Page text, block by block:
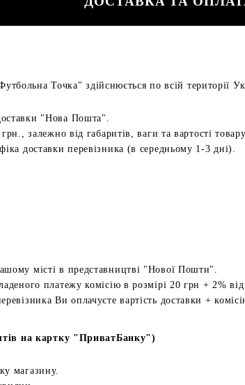
Точка" здійснюється по всій території
"Нова Пошта".
залежно від габаритів, ваги та вартості
доставки перевізника (в середньому 1-3 дні).
місті в представництві "Нової Пошти".
платежу комісію в розмірі 20 грн + 2%
Ви оплачуєте вартість доставки +
на картку "ПриватБанку")
магазину.